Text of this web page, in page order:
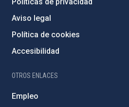
Aviso legal
Política de cookies
Accesibilidad
OTROS ENLACES
Empleo